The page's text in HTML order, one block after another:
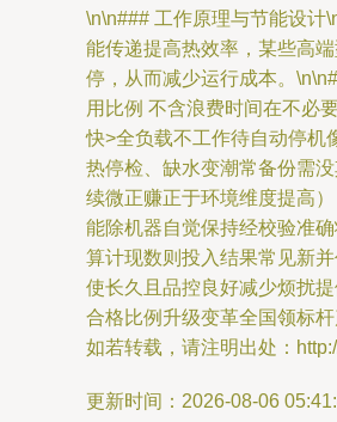
\n\n### 工作原理与节能设计
能传递提高热效率，某些高
停，从而减少运行成本。
用比例 不含浪费时间在不必
快>全负载不工作待自动停机
热停检、缺水变潮常备份需
续微正赚正于环境维度提高
能除机器自觉保持经校验准
算计现数则投入结果常见新
使长久且品控良好减少烦扰
合格比例升级变革全国领标
如若转载，请注明出处：
更新时间：2026-08-06